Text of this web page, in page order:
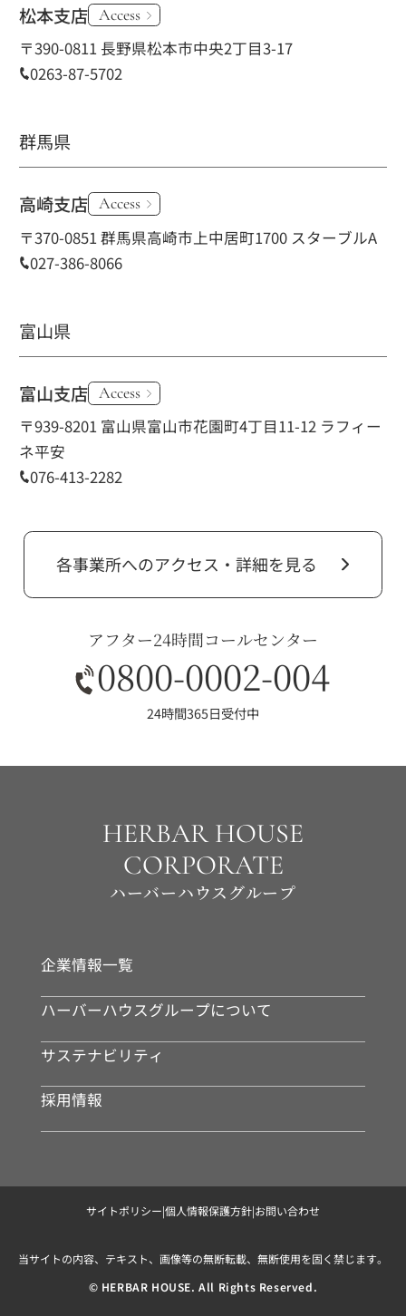
松本支店 Access
〒390-0811 長野県松本市中央2丁目3-17
0263-87-5702
群馬県
高崎支店 Access
〒370-0851 群馬県高崎市上中居町1700 スターブルA
027-386-8066
富山県
富山支店 Access
〒939-8201 富山県富山市花園町4丁目11-12 ラフィー
ネ平安
076-413-2282
各事業所へのアクセス・詳細を見る
アフター24時間コールセンター
0800-0002-004
24時間365日受付中
HERBAR HOUSE
CORPORATE
ハーバーハウスグループ
企業情報一覧
ハーバーハウスグループについて
サステナビリティ
採用情報
サイトポリシー|個人情報保護方針|お問い合わせ
当サイトの内容、テキスト、画像等の無断転載、無断使用を固く禁じます。
© HERBAR HOUSE. All Rights Reserved.